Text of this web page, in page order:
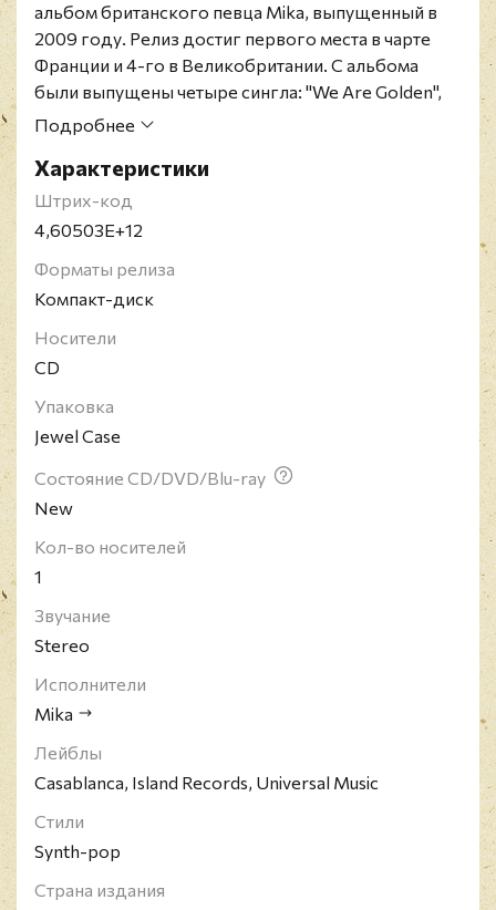
альбом британского певца Mika, выпущенный в
2009 году. Релиз достиг первого места в чарте
Франции и 4-го в Великобритании. C альбома
были выпущены четыре сингла: "We Are Golden",
"Rain", "Blame It on the Girls" и "Kick Ass". Первый
Великобритании, заняв четвертое место.
Российское издание на CD содержит 4-
страничный буклет и информационную полоску.
композитор, продюсер и актер, родившийся в
Бейруте, Ливан, и выросший в Париже и Лондоне.
Его настоящее имя - Майкл Холбрук Пенниман-
младший. Он обладает мощным голосом с
поп, глэм-поп и пауэр-поп. Его дебютный альбом
"Life in Cartoon Motion" вышел в 2007 году и стал
хитом во многих странах, а его сингл "Grace Kelly"
возглавил британский чартов. За свою карьеру
MIKA выпустил еще четыре студийных альбома,
получил премию Brit Award и номинацию на
Грэмми.
Подробнее
Характеристики
Штрих-код
4,60503E+12
Форматы релиза
Компакт-диск
Носители
CD
Упаковка
Jewel Case
Состояние CD/DVD/Blu-ray
New
Кол-во носителей
1
Звучание
Stereo
Исполнители
Mika
Лейблы
Casablanca, Island Records, Universal Music
Стили
Synth-pop
Страна издания